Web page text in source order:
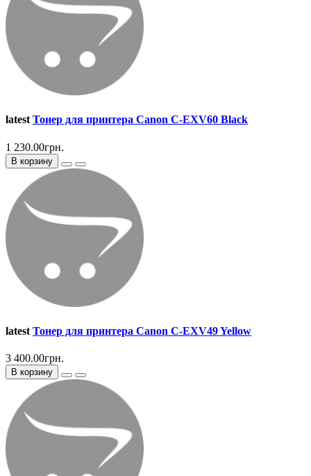
latestТонер для принтера Canon C-EXV60 Black
1 230.00грн.
В корзину
latest Тонер для принтера Canon C-EXV49 Yellow
3 400.00грн.
В корзину